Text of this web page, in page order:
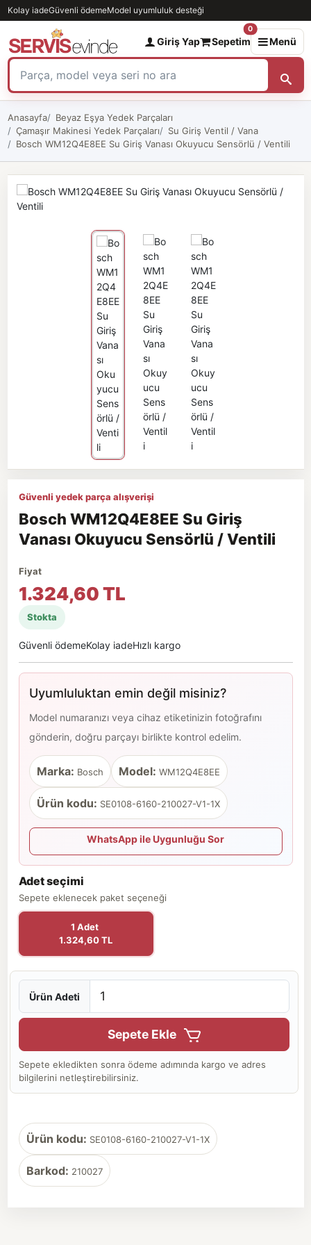
Kolay iadeGüvenli ödemeModel uyumluluk desteği
Giriş Yap Sepetim
0
Menü
Anasayfa
Beyaz Eşya Yedek Parçaları
Çamaşır Makinesi Yedek Parçaları
Su Giriş Ventil / Vana
Bosch WM12Q4E8EE Su Giriş Vanası Okuyucu Sensörlü / Ventili
Güvenli yedek parça alışverişi
Bosch WM12Q4E8EE Su Giriş
Vanası Okuyucu Sensörlü / Ventili
Fiyat
1.324,60 TL
Stokta
Güvenli ödemeKolay iadeHızlı kargo
Uyumluluktan emin değil misiniz?
Model numaranızı veya cihaz etiketinizin fotoğrafını
gönderin, doğru parçayı birlikte kontrol edelim.
Marka: Bosch Model: WM12Q4E8EE
Ürün kodu: SE0108-6160-210027-V1-1X
WhatsApp ile Uygunluğu Sor
Adet seçimi
Sepete eklenecek paket seçeneği
1 Adet
1.324,60 TL
Ürün Adeti
Sepete Ekle
Sepete ekledikten sonra ödeme adımında kargo ve adres
bilgilerini netleştirebilirsiniz.
Ürün kodu: SE0108-6160-210027-V1-1X
Barkod: 210027